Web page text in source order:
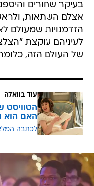
בעיקר שחורים
אצלם השתאות,
הזדמנויות שמעולם
לעיניהם עוקצת
של העולם הזה,
עוד בוואלה
הטוויסט
האם הוא
לכתבה